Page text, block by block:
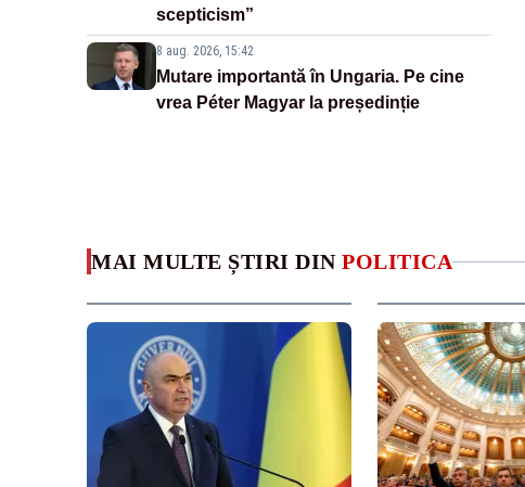
scepticism”
8 aug. 2026, 15:42
Mutare importantă în Ungaria. Pe cine
vrea Péter Magyar la președinție
MAI MULTE ȘTIRI DIN POLITICA